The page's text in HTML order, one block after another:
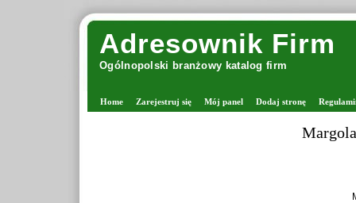
Adresownik Firm
Ogólnopolski branżowy katalog firm
Home Zarejestruj się Mój panel Dodaj stronę